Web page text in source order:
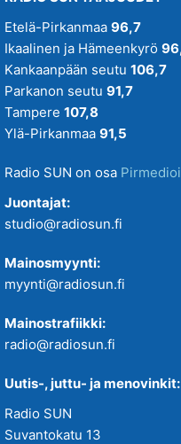
Etelä-Pirkanmaa 96,7
Ikaalinen ja Hämeenkyrö
Kankaanpään seutu 106,7
Parkanon seutu 91,7
Tampere 107,8
Ylä-Pirkanmaa 91,5
Radio SUN on osa
Juontajat:
studio@radiosun.fi
Mainosmyynti:
myynti@radiosun.fi
Mainostrafiikki:
radio@radiosun.fi
Uutis-, juttu- ja menovinkit:
Radio SUN
Suvantokatu 13